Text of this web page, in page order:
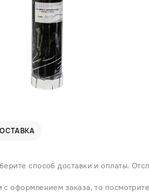
способ доставки и оплаты.
с оформлением заказа, то посмотрите